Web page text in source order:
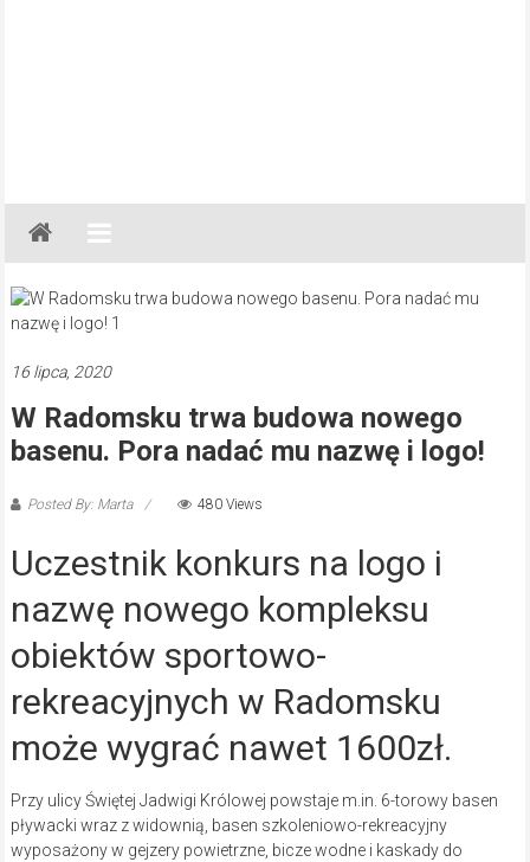
Gazeta
Regionalna
Częstochowa,
Kłobuck,
Myszków
16 lipca, 2020
W Radomsku trwa budowa nowego
basenu. Pora nadać mu nazwę i logo!
Posted By: Marta 480 Views
Uczestnik konkurs na logo i
nazwę nowego kompleksu
obiektów sportowo-
rekreacyjnych w Radomsku
może wygrać nawet 1600zł.
Przy ulicy Świętej Jadwigi Królowej powstaje m.in. 6-torowy basen
pływacki wraz z widownią, basen szkoleniowo-rekreacyjny
wyposażony w gejzery powietrzne, bicze wodne i kaskady do